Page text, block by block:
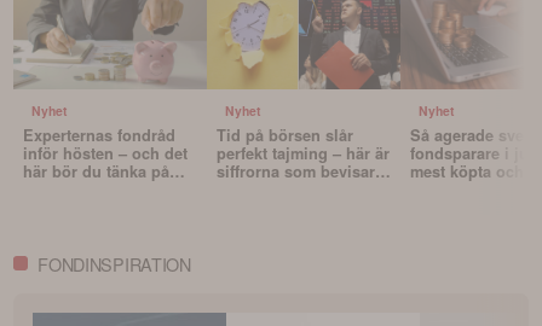
Nyhet
Experternas fondråd
inför hösten – och det
här bör du tänka på
Nyhet
Tid på börsen slår
perfekt tajming – här är
siffrorna som bevisar
Nyhet
Så agerade
fondsparare i juli
mest köpta och
FONDINSPIRATION